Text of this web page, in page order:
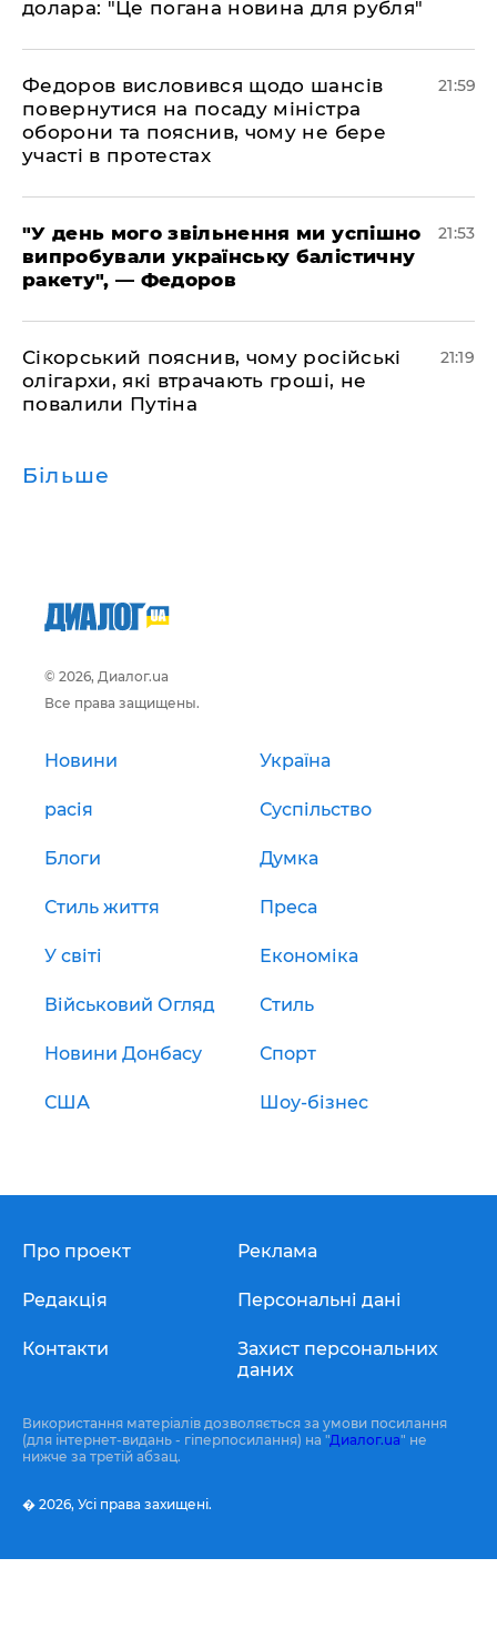
долара: "Це погана новина для рубля"
​Федоров висловився щодо шансів
повернутися на посаду міністра
оборони та пояснив, чому не бере
участі в протестах
21:59
​"У день мого звільнення ми успішно
випробували українську балістичну
ракету", — Федоров
21:53
​Сікорський пояснив, чому російські
олігархи, які втрачають гроші, не
повалили Путіна
21:19
Більше
© 2026, Диалог.ua
Все права защищены.
Новини Україна
расія Суспільство
Блоги Думка
Стиль життя Преса
У світі Економіка
Військовий Огляд Стиль
Новини Донбасу Спорт
США Шоу-бізнес
Про проект
Редакція
Контакти
Реклама
Персональні дані
Захист персональних
даних
Використання матеріалів дозволяється за умови посилання
(для інтернет-видань - гіперпосилання) на "Диалог.ua" не
нижче за третій абзац.
� 2026, Усі права захищені.